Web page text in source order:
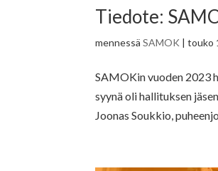
Tiedote:
mennessäSAMOK |touko
SAMOKin vuoden 2023
syynä oli hallituksen
Joonas Soukkio,